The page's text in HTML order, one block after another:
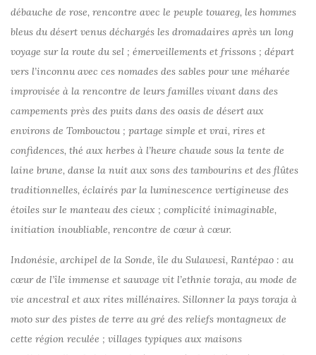
débauche de rose, rencontre avec le peuple touareg, les hommes
bleus du désert venus déchargés les dromadaires après un long
voyage sur la route du sel ; émerveillements et frissons ; départ
vers l’inconnu avec ces nomades des sables pour une méharée
improvisée à la rencontre de leurs familles vivant dans des
campements près des puits dans des oasis de désert aux
environs de Tombouctou ; partage simple et vrai, rires et
confidences, thé aux herbes à l’heure chaude sous la tente de
laine brune, danse la nuit aux sons des tambourins et des flûtes
traditionnelles, éclairés par la luminescence vertigineuse des
étoiles sur le manteau des cieux ; complicité inimaginable,
initiation inoubliable, rencontre de cœur à cœur.
Indonésie, archipel de la Sonde, île du Sulawesi, Rantépao : au
cœur de l’île immense et sauvage vit l’ethnie toraja, au mode de
vie ancestral et aux rites millénaires. Sillonner la pays toraja à
moto sur des pistes de terre au gré des reliefs montagneux de
cette région reculée ; villages typiques aux maisons